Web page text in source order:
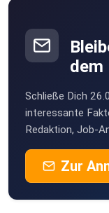
dem
Schließe Dich
interessante
Redaktion, Job-
Zur